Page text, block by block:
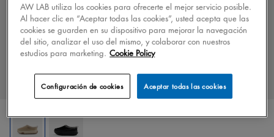
AW LAB utiliza los cookies para ofrecerte el mejor servicio posible.
Al hacer clic en “Aceptar todas las cookies”, usted acepta que las
cookies se guarden en su dispositivo para mejorar la navegación
del sitio, analizar el uso del mismo, y colaborar con nuestros
estudios para marketing. Cookie Policy
Aceptar todas las cookies
Configuración de cookies